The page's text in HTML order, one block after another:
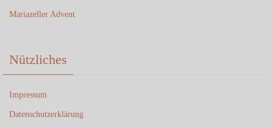
Mariazeller Advent
Nützliches
Impressum
Datenschutzerklärung